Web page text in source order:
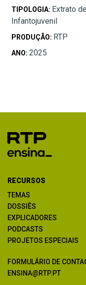
TIPOLOGIA: Extrato
Infantojuvenil
PRODUÇÃO: RTP
ANO: 2025
RECURSOS
TEMAS
DOSSIÊS
EXPLICADORES
PODCASTS
PROJETOS ESPECIAIS
FORMULÁRIO DE
ENSINA@RTP.PT